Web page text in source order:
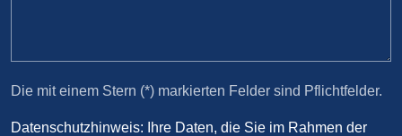
Die mit einem Stern (*) markierten Felder sind Pflichtfelder.
Datenschutzhinweis: Ihre Daten, die Sie im Rahmen der